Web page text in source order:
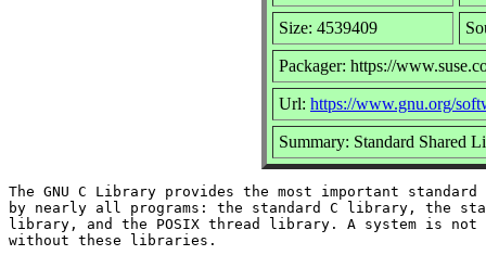
Size: 4539409
Packager: https://
Url: https://www.gnu.org/
Summary: Standard Shared
The GNU C Library provides the most important
by nearly all programs: the standard C library, the
library, and the POSIX thread library. A system is not